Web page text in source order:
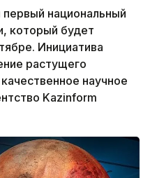
национальный
который будет
Инициатива
растущего
научное
Kazinform